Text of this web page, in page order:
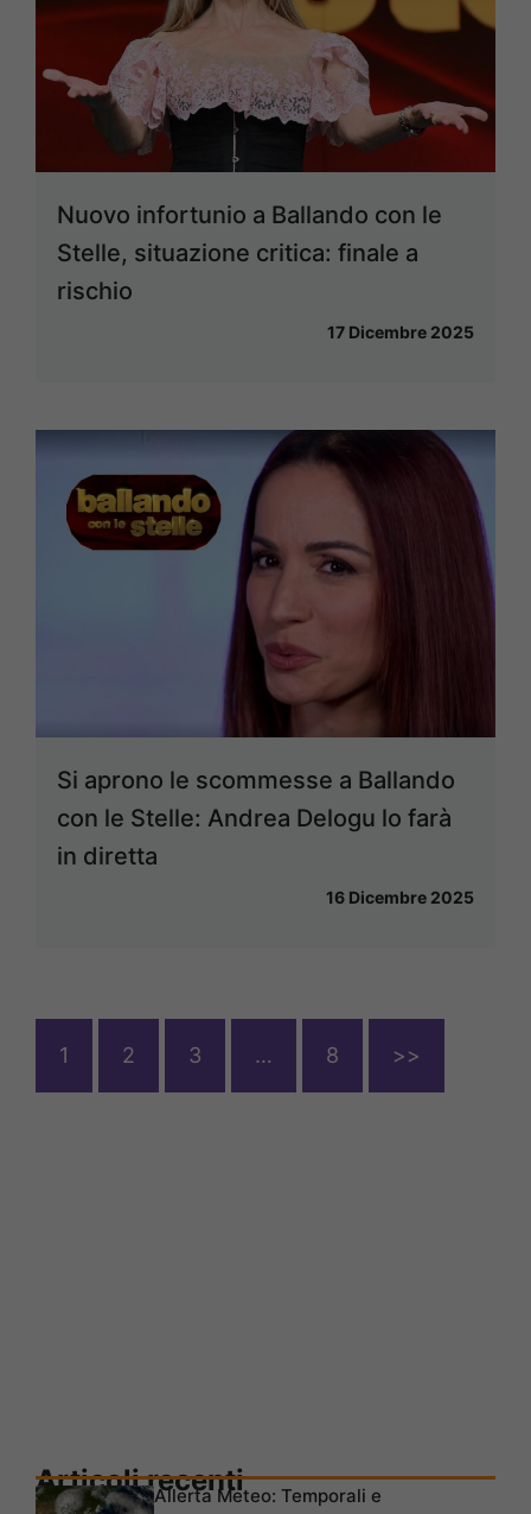
Nuovo infortunio a Ballando con le
Stelle, situazione critica: finale a
rischio
17 Dicembre 2025
Si aprono le scommesse a Ballando
con le Stelle: Andrea Delogu lo farà
in diretta
16 Dicembre 2025
1 2 3 … 8 >>
Articoli recentiAllerta Meteo: Temporali e